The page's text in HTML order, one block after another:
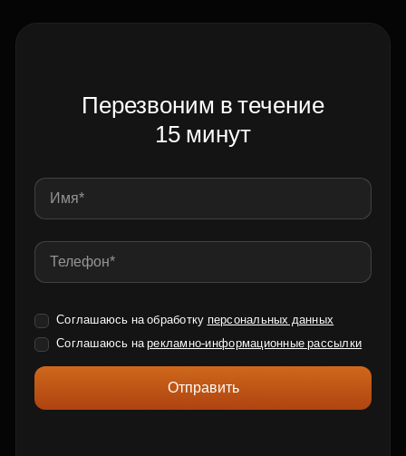
Перезвоним в течение
15 минут
Соглашаюсь на обработку персональных данных
Соглашаюсь нарекламно-информационные рассылки
Отправить